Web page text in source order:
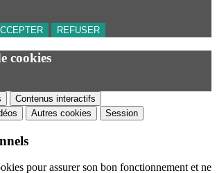
REFUSER
cookies
Contenus interactifs
Autres cookies Session
pour assurer son bon fonctionnement et ne